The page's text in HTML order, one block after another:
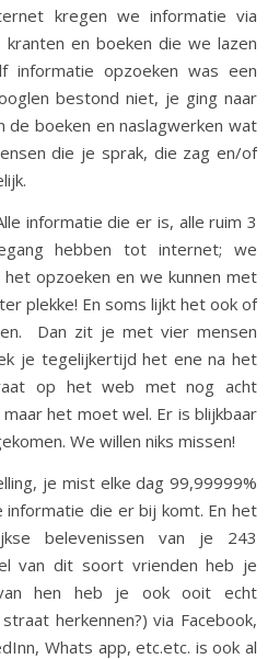
kregen we informatie via
en boeken die we lazen
informatie opzoeken was een
bestond niet, je ging naar
de boeken en naslagwerken wat
die je sprak, die zag en/of
informatie die er is, alle ruim 3
hebben tot internet; we
opzoeken en we kunnen met
plekke! En soms lijkt het ook of
Dan zit je met vier mensen
je tegelijkertijd het ene na het
op het web met nog acht
het moet wel. Er is blijkbaar
We willen niks missen!
je mist elke dag 99,99999%
informatie die er bij komt. En het
belevenissen van je 243
van dit soort vrienden heb je
hen heb je ook ooit echt
herkennen?) via Facebook,
Whats app, etc.etc. is ook al